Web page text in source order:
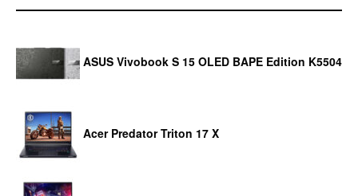
ASUS Vivobook S 15 OLED BAPE Edition K5504
Acer Predator Triton 17 X